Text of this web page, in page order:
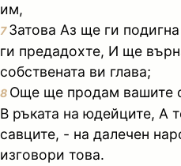
им,
7Затова Аз ще ги
ги предадохте, И ще
собствената ви глава;
8 Още ще продам вашите
В ръката на юдейците, А
савците, - на далечен
изговори това.